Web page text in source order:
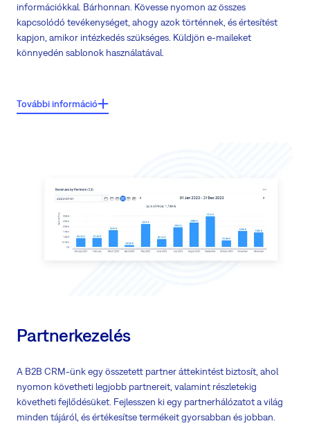
információkkal. Bárhonnan. Kövesse nyomon az összes
kapcsolódó tevékenységet, ahogy azok történnek, és értesítést
kapjon, amikor intézkedés szükséges. Küldjön e-maileket
könnyedén sablonok használatával.
Az Árjegyzék pontos képet ad a bevételi forrásokról
Egyszerűsítse az egész értékesítési folyamatot hogy részletes
áttekintést kapjon a lehetőségeiről
Nézze meg a vevő tevékenységének idővonalában a kritikus részleteket
További információ
Partnerkezelés
A B2B CRM-ünk egy összetett partner áttekintést biztosít, ahol
nyomon követheti legjobb partnereit, valamint részletekig
követheti fejlődésüket. Fejlesszen ki egy partnerhálózatot a világ
minden tájáról, és értékesítse termékeit gyorsabban és jobban.